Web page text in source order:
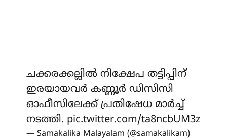
ചക്കരക്കല്ലില്‍ നിക്ഷേപ തട്ടിപ്പിന്
ഇരയായവര്‍ കണ്ണൂര്‍ ഡിസിസി
ഓഫീസിലേക്ക് പ്രതിഷേധ മാര്‍ച്ച്
നടത്തി. pic.twitter.com/ta8ncbUM3z
— Samakalika Malayalam (@samakalikam)